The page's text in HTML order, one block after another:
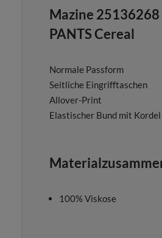
Mazine 25136268
PANTS Cereal
Normale Passform
Seitliche Eingrifftaschen
Allover-Print
Elastischer Bund mit Kordel
100% Viskose